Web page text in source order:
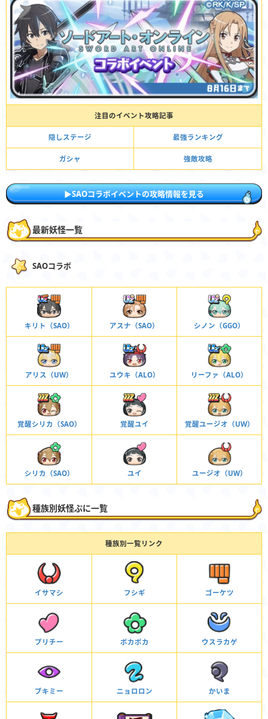
注目のイベント攻略記事
隠しステージ 最強ランキング
ガシャ 強敵攻略
▶︎SAOコラボイベントの攻略情報を見る
最新妖怪一覧
SAOコラボ
キリト（SAO） アスナ（SAO） シノン（GGO）
アリス（UW） ユウキ（ALO） リーファ（ALO）
覚醒シリカ（SAO） 覚醒ユイ 覚醒ユージオ（UW）
シリカ（SAO） ユイ ユージオ（UW）
種族別妖怪ぷに一覧
種族別一覧リンク
イサマシ フシギ ゴーケツ
プリチー ポカポカ ウスラカゲ
ブキミー ニョロロン かいま